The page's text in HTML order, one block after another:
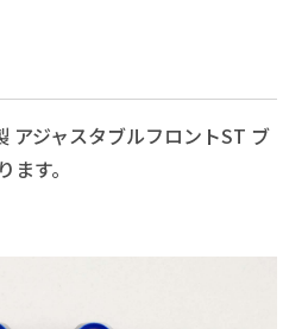
アジャスタブルフロントST ブ
す。